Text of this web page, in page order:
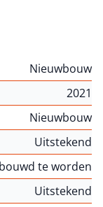
Nieuwbouw
2021
Nieuwbouw
Uitstekend
te worden
Uitstekend